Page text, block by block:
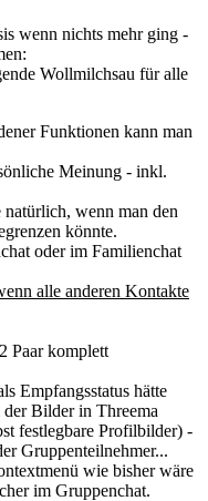
wenn nichts mehr ging -
Wollmilchsau für alle
Funktionen kann man
Meinung - inkl.
wenn man den
könnte.
oder im Familienchat
alle anderen Kontakte
Paar komplett
Empfangsstatus hätte
Bilder in Threema
festlegbare Profilbilder) -
Gruppenteilnehmer...
wie bisher wäre
im Gruppenchat.